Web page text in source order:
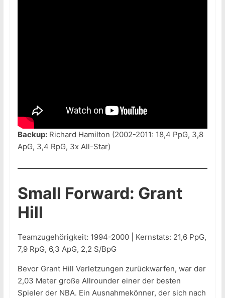
Backup:Richard Hamilton (2002-2011: 18,4 PpG, 3,8
ApG, 3,4 RpG, 3x All-Star)
Small Forward: Grant
Hill
Teamzugehörigkeit: 1994-2000 | Kernstats: 21,6 PpG,
7,9 RpG, 6,3 ApG, 2,2 S/BpG
Bevor Grant Hill Verletzungen zurückwarfen, war der
2,03 Meter große Allrounder einer der besten
Spieler der NBA. Ein Ausnahmekönner, der sich nach